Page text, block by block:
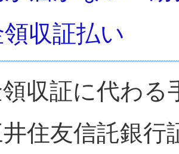
収証払い
収証に代わ
住友信託銀